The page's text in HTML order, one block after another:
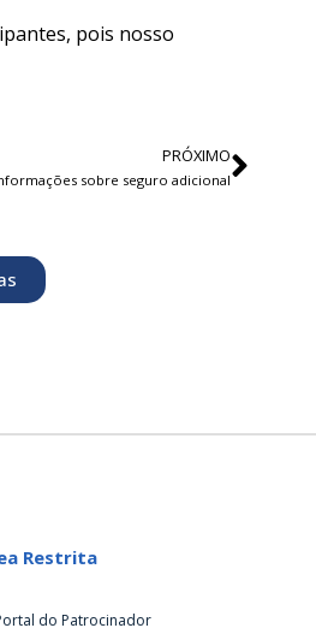
pois nosso
PRÓXIMO
sobre seguro adicional
Restrita
do Patrocinador